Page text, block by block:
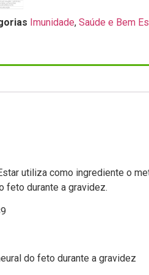
Imunidade, Saúde e Bem
utiliza como ingrediente o
feto durante a gravidez.
do feto durante a gravidez